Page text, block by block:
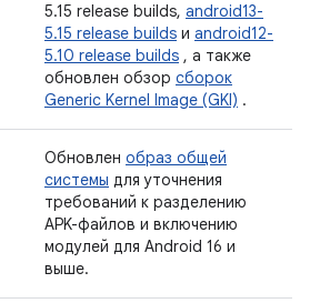
5.15 release builds, android13-
5.15 release builds и android12-
5.10 release builds , а также
обновлен обзор сборок
Generic Kernel Image (GKI) .
Обновлен образ общей
системы для уточнения
требований к разделению
APK-файлов и включению
модулей для Android 16 и
выше.